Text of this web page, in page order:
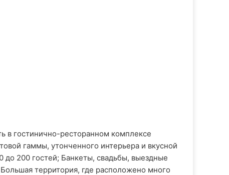
в гостинично-ресторанном комплексе
гаммы, утонченного интерьера и вкусной
до 200 гостей; Банкеты, свадьбы, выездные
территория, где расположено много